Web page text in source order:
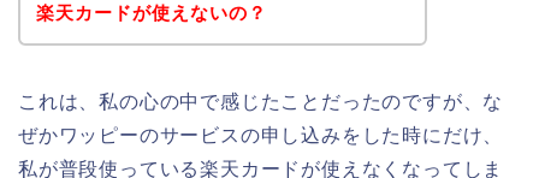
楽天カードが使えないの？
これは、私の心の中で感じたことだったのですが、な
ぜかワッピーのサービスの申し込みをした時にだけ、
私が普段使っている楽天カードが使えなくなってしま